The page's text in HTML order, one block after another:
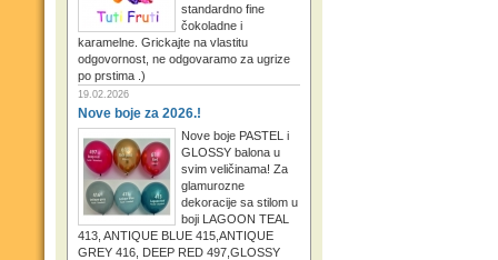
standardno fine
čokoladne i
karamelne. Grickajte na vlastitu
odgovornost, ne odgovaramo za ugrize
po prstima .)
19.02.2026
Nove boje za 2026.!
Nove boje PASTEL i
GLOSSY balona u
svim veličinama! Za
glamurozne
dekoracije sa stilom u
boji LAGOON TEAL
413, ANTIQUE BLUE 415,ANTIQUE
GREY 416, DEEP RED 497,GLOSSY